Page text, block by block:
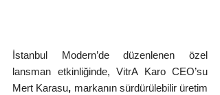
İstanbul Modern’de düzenlenen özel
lansman etkinliğinde, VitrA Karo CEO’su
Mert Karasu, markanın sürdürülebilir üretim